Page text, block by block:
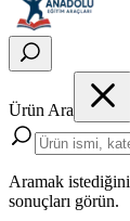
Ürün Ara
Aramak
sonuçları görün.